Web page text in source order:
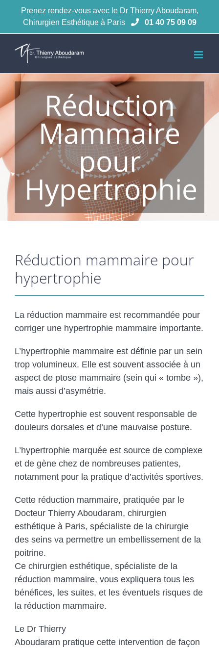
Passer
contenu
Prenez rendez-vous avec le Dr Thierry Aboudaram,
Chirurgien Esthétique à Paris
01 40 75 09 09
Réduction
Mammaire
pour
Hypertrophie
Réduction mammaire pour
hypertrophie
La réduction mammaire est recommandée pour
corriger une hypertrophie mammaire importante.
L’hypertrophie mammaire est définie par un sein
trop volumineux. Elle est souvent associée à un
aspect de ptose mammaire (sein qui « tombe »),
mais aussi d’asymétrie.
Cette hypertrophie est souvent responsable de
douleurs dorsales et d’une mauvaise posture.
L’hypertrophie marquée est source de complexe
et de gène chez de nombreuses patientes,
notamment pour la pratique d’activités sportives.
Cette réduction mammaire, pratiquée par le
Docteur Thierry Aboudaram, chirurgien
esthétique à Paris, spécialiste de la chirurgie
des seins va permettre un embellissement de la
poitrine.
Ce chirurgien esthétique, spécialiste de la
réduction mammaire, vous expliquera tous les
bénéfices, les suites, et les éventuels risques de
la réduction mammaire.
Le Dr Thierry
Aboudaram pratique cette intervention de façon